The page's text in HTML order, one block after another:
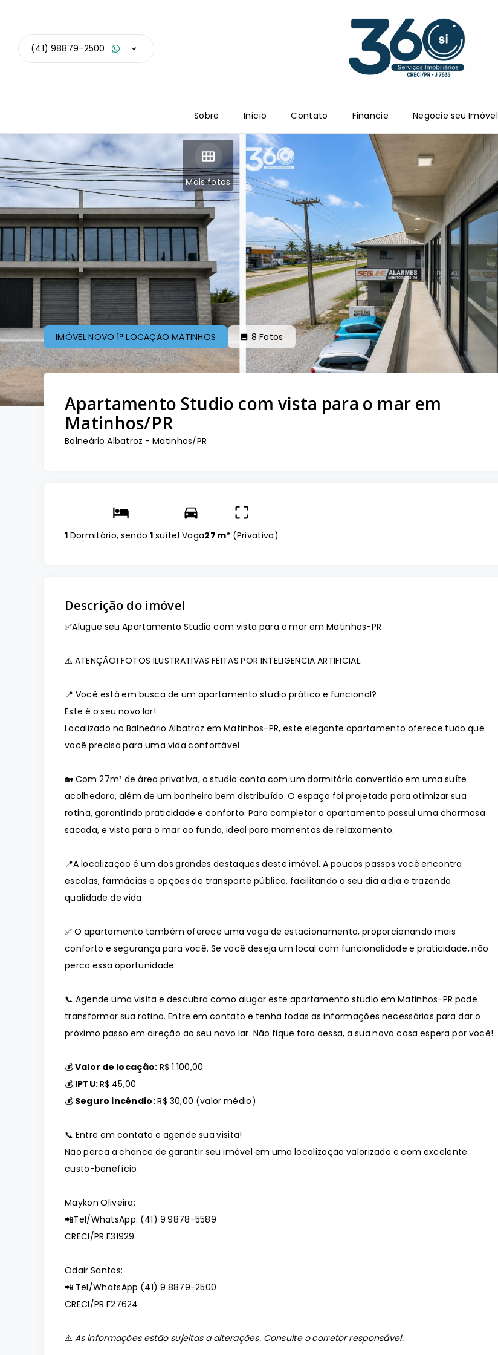
(41) 98879-2500
Sobre Início Contato Financie Negocie seu Imóvel
Mais fotos
IMÓVEL NOVO 1ª LOCAÇÃO MATINHOS 8 Fotos
Apartamento Studio com vista para o mar em
Matinhos/PR
Balneário Albatroz - Matinhos/PR
1 Dormitório, sendo 1 suíte1 Vaga27 m² (Privativa)
Descrição do imóvel
✅Alugue seu Apartamento Studio com vista para o mar em Matinhos-PR
⚠️ ATENÇÃO! FOTOS ILUSTRATIVAS FEITAS POR INTELIGENCIA ARTIFICIAL.
📍 Você está em busca de um apartamento studio prático e funcional?
Este é o seu novo lar!
Localizado no Balneário Albatroz em Matinhos-PR, este elegante apartamento oferece tudo que
você precisa para uma vida confortável.
🏡 Com 27m² de área privativa, o studio conta com um dormitório convertido em uma suíte
acolhedora, além de um banheiro bem distribuído. O espaço foi projetado para otimizar sua
rotina, garantindo praticidade e conforto. Para completar o apartamento possui uma charmosa
sacada, e vista para o mar ao fundo, ideal para momentos de relaxamento.
📍A localização é um dos grandes destaques deste imóvel. A poucos passos você encontra
escolas, farmácias e opções de transporte público, facilitando o seu dia a dia e trazendo
qualidade de vida.
✅ O apartamento também oferece uma vaga de estacionamento, proporcionando mais
conforto e segurança para você. Se você deseja um local com funcionalidade e praticidade, não
perca essa oportunidade.
📞 Agende uma visita e descubra como alugar este apartamento studio em Matinhos-PR pode
transformar sua rotina. Entre em contato e tenha todas as informações necessárias para dar o
próximo passo em direção ao seu novo lar. Não fique fora dessa, a sua nova casa espera por você!
💰 Valor de locação: R$ 1.100,00
💰 IPTU:R$ 45,00
💰 Seguro incêndio:R$ 30,00 (valor médio)
📞 Entre em contato e agende sua visita!
Não perca a chance de garantir seu imóvel em uma localização valorizada e com excelente
custo-benefício.
Maykon Oliveira:
📲Tel/WhatsApp: (41) 9 9878-5589
CRECI/PR E31929
Odair Santos:
📲 Tel/WhatsApp (41) 9 8879-2500
CRECI/PR F27624
⚠️ As informações estão sujeitas a alterações. Consulte o corretor responsável.